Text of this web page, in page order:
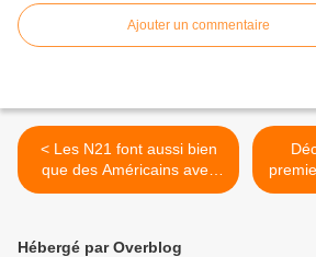
Ajouter un commentaire
< Les N21 font aussi bien
que des Américains avec
Halloween !
Hébergé par Overblog